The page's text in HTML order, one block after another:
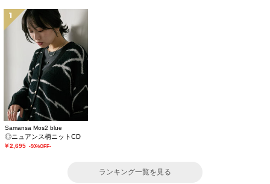
1
Samansa Mos2 blue
◎ニュアンス柄ニットCD
￥2,695 -50%OFF-
ランキング一覧を見る